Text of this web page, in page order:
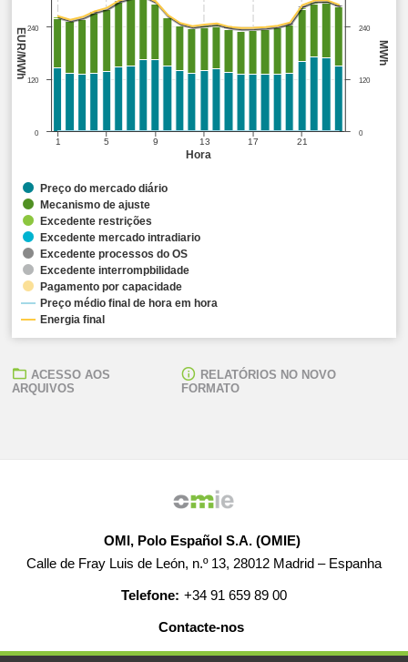
Hora
MWh
EUR/MWh
1 5 9 13 17 21
0
240
120
0
240
120
Preço do mercado diário
Mecanismo de ajuste
Excedente restrições
Excedente mercado intradiario
Excedente processos do OS
Excedente interrompbilidade
Pagamento por capacidade
Preço médio final de hora em hora
Energia final
ACESSO AOS
ARQUIVOS
RELATÓRIOS NO NOVO
FORMATO
OMI, Polo Español S.A. (OMIE)
Calle de Fray Luis de León, n.º 13, 28012 Madrid – Espanha
Telefone: +34 91 659 89 00
Contacte-nos